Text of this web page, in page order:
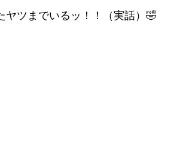
ツまでいるッ！！（実話）🤣